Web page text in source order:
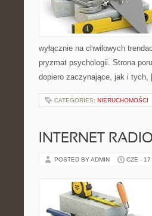
wyłącznie na chwilowych
pryzmat psychologii. Strona
dopiero zaczynające, jak i
CATEGORIES: NIERUCHOMOŚCI
INTERNET
POSTED BY ADMIN CZE -